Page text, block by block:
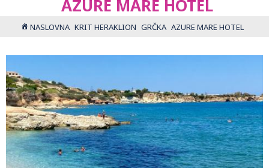
AZURE MARE HOTEL
NASLOVNA KRIT HERAKLION GRČKA AZURE MARE HOTEL